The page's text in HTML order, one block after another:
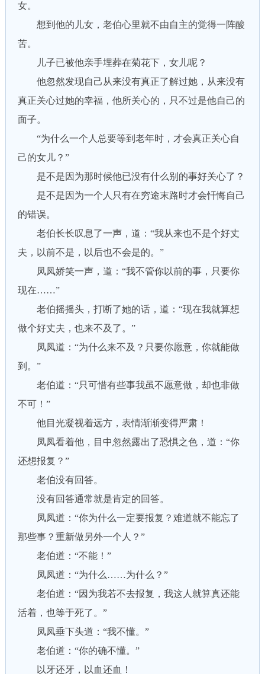
女。
想到他的儿女，老伯心里就不由自主的觉得一阵酸
苦。
儿子已被他亲手埋葬在菊花下，女儿呢？
他忽然发现自己从来没有真正了解过她，从来没有
真正关心过她的幸福，他所关心的，只不过是他自己的
面子。
“为什么一个人总要等到老年时，才会真正关心自
己的女儿？”
是不是因为那时候他已没有什么别的事好关心了？
是不是因为一个人只有在穷途末路时才会忏悔自己
的错误。
老伯长长叹息了一声，道：“我从来也不是个好丈
夫，以前不是，以后也不会是的。”
凤凤娇笑一声，道：“我不管你以前的事，只要你
现在……”
老伯摇摇头，打断了她的话，道：“现在我就算想
做个好丈夫，也来不及了。”
凤凤道：“为什么来不及？只要你愿意，你就能做
到。”
老伯道：“只可惜有些事我虽不愿意做，却也非做
不可！”
他目光凝视着远方，表情渐渐变得严肃！
凤凤看着他，目中忽然露出了恐惧之色，道：“你
还想报复？”
老伯没有回答。
没有回答通常就是肯定的回答。
凤凤道：“你为什么一定要报复？难道就不能忘了
那些事？重新做另外一个人？”
老伯道：“不能！”
凤凤道：“为什么……为什么？”
老伯道：“因为我若不去报复，我这人就算真还能
活着，也等于死了。”
凤凤垂下头道：“我不懂。”
老伯道：“你的确不懂。”
以牙还牙，以血还血！